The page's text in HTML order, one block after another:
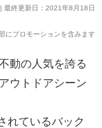
最終更新日：2021年8月18日
にプロモーションを含みます
動の人気を誇る
ウトドアシーン
れているバック